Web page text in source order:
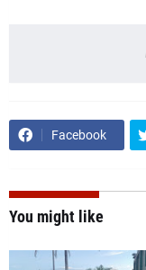
Facebook
You might like